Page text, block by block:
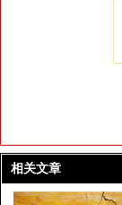
相关文章